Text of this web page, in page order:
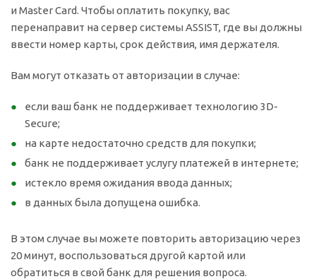
и Master Card. Чтобы оплатить покупку, вас
перенаправит на сервер системы ASSIST, где вы должны
ввести номер карты, срок действия, имя держателя.
Вам могут отказать от авторизации в случае:
если ваш банк не поддерживает технологию 3D-
Secure;
на карте недостаточно средств для покупки;
банк не поддерживает услугу платежей в интернете;
истекло время ожидания ввода данных;
в данных была допущена ошибка.
В этом случае вы можете повторить авторизацию через
20 минут, воспользоваться другой картой или
обратиться в свой банк для решения вопроса.